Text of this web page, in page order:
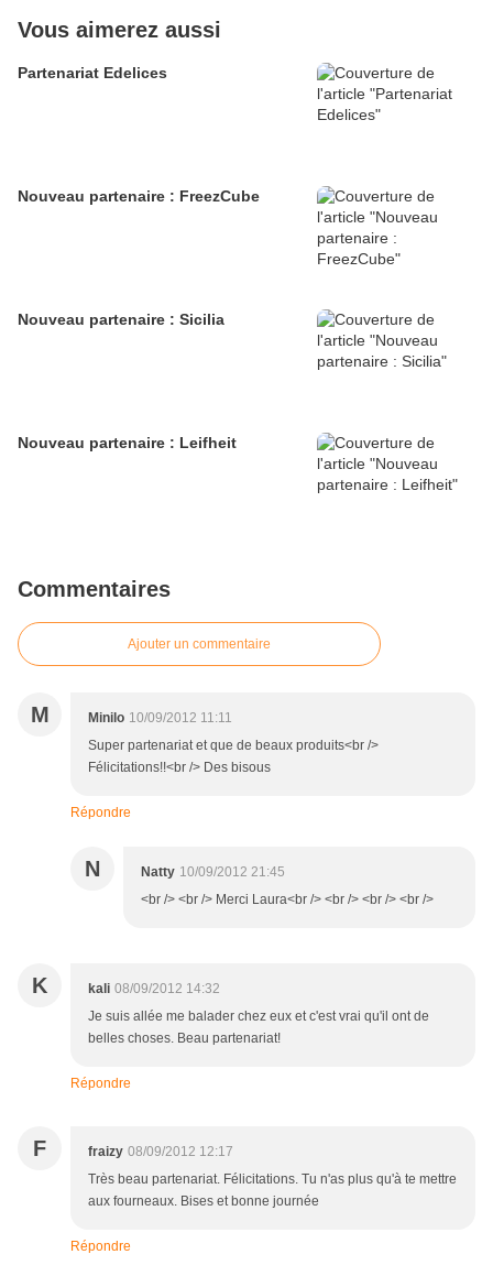
Vous aimerez aussi
Partenariat Edelices
Nouveau partenaire : FreezCube
Nouveau partenaire : Sicilia
Nouveau partenaire : Leifheit
Commentaires
Ajouter un commentaire
M Minilo 10/09/2012 11:11
Super partenariat et que de beaux produits<br />
Félicitations!!<br /> Des bisous
Répondre
N Natty 10/09/2012 21:45
<br /> <br /> Merci Laura<br /> <br /> <br /> <br />
K kali 08/09/2012 14:32
Je suis allée me balader chez eux et c'est vrai qu'il ont de
belles choses. Beau partenariat!
Répondre
F fraizy 08/09/2012 12:17
Très beau partenariat. Félicitations. Tu n'as plus qu'à te mettre
aux fourneaux. Bises et bonne journée
Répondre